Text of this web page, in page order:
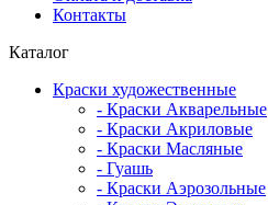
Контакты
Каталог
Краски художественные
- Краски Акварельные
- Краски Акриловые
- Краски Масляные
- Гуашь
- Краски Аэрозольные